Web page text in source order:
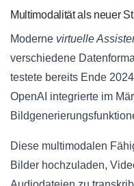
Multimodalität als neuer
Moderne virtuelle
verschiedene
testete bereits Ende
OpenAI integrierte im
Diese multimodalen
Bilder hochzuladen,